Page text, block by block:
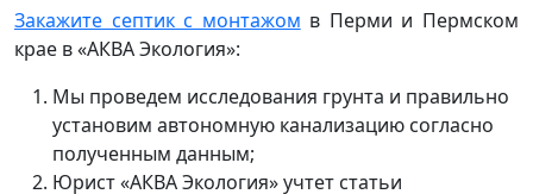
Закажите септик с монтажом в Перми и Пермском
крае в «АКВА Экология»:
Мы проведем исследования грунта и правильно
установим автономную канализацию согласно
полученным данным;
Юрист «АКВА Экология» учтет статьи